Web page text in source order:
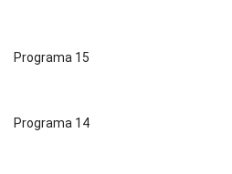
Programa 15
Programa 14